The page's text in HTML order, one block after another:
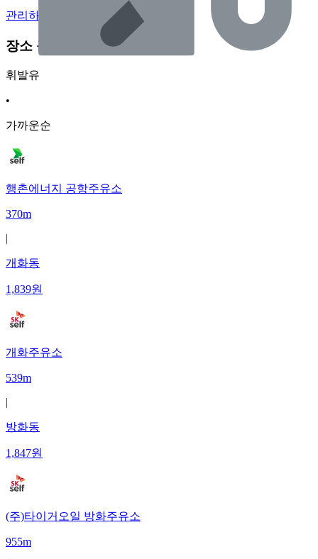
관리하기
장소 근처 주유소
휘발유
•
가까운순
행촌에너지 공항주유소
370m
|
개화동
1,839원
개화주유소
539m
|
방화동
1,847원
(주)타이거오일 방화주유소
955m